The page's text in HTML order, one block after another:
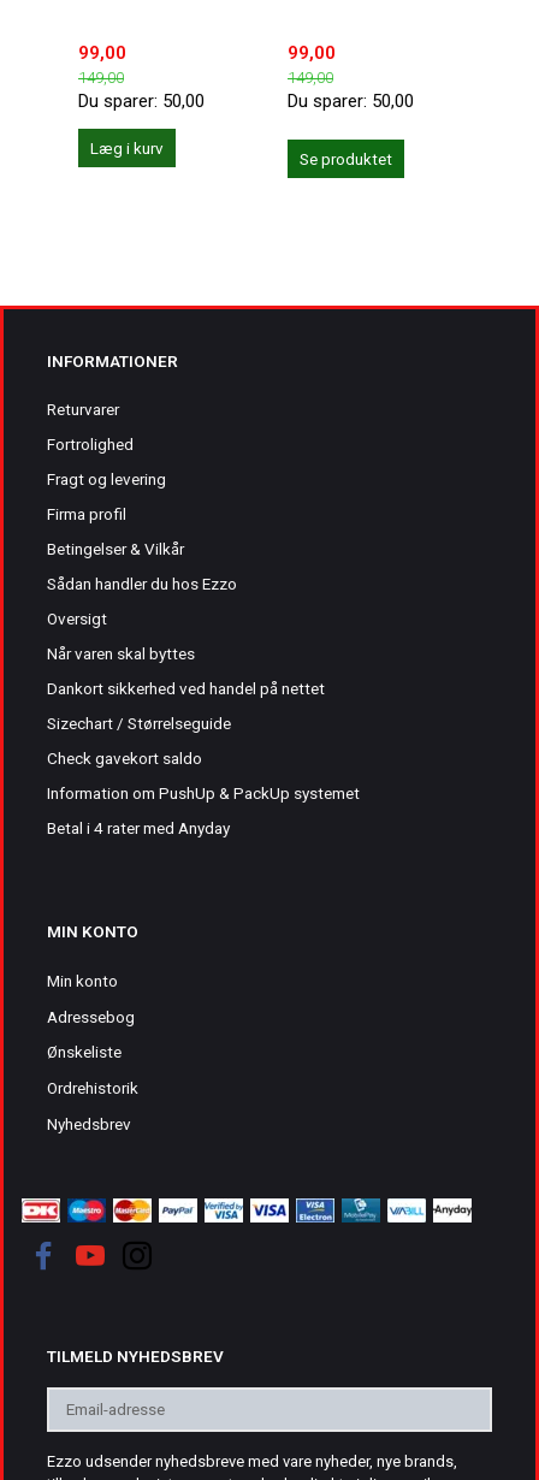
99,00
149,00
Du sparer: 50,00
Læg i kurv
99,00
149,00
Du sparer: 50,00
Se produktet
INFORMATIONER
Returvarer
Fortrolighed
Fragt og levering
Firma profil
Betingelser & Vilkår
Sådan handler du hos Ezzo
Oversigt
Når varen skal byttes
Dankort sikkerhed ved handel på nettet
Sizechart / Størrelseguide
Check gavekort saldo
Information om PushUp & PackUp systemet
Betal i 4 rater med Anyday
MIN KONTO
Min konto
Adressebog
Ønskeliste
Ordrehistorik
Nyhedsbrev
TILMELD NYHEDSBREV
adresse
Ezzo udsender nyhedsbreve med vare nyheder, nye brands,